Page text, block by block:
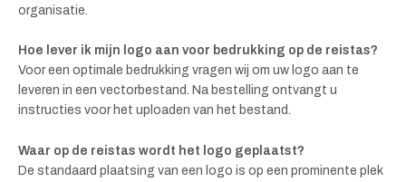
organisatie.
Hoe lever ik mijn logo aan voor bedrukking op de reistas?
Voor een optimale bedrukking vragen wij om uw logo aan te
leveren in een vectorbestand. Na bestelling ontvangt u
instructies voor het uploaden van het bestand.
Waar op de reistas wordt het logo geplaatst?
De standaard plaatsing van een logo is op een prominente plek